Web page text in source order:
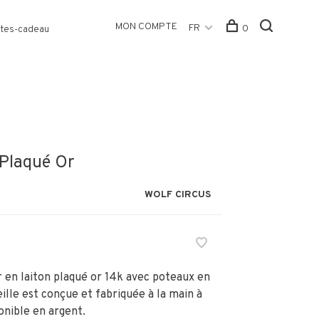
cadeau MON COMPTE FR 0
Or
WOLF CIRCUS
laiton plaqué or 14k avec poteaux en
est conçue et fabriquée à la main à
en argent.